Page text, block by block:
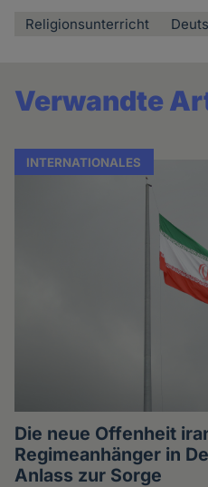
Religionsunterricht
Verwandte
INTERNATIONALES
Die neue Offenheit
Regimeanhänger in
Anlass zur Sorge